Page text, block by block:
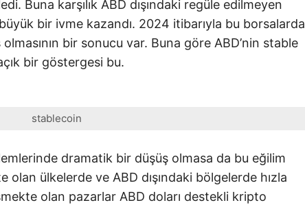
Buna karşılık ABD dışındaki regüle edilmeyen
bir ivme kazandı. 2024 itibarıyla bu borsalarda
olmasının bir sonucu var. Buna göre ABD’nin stable
bir göstergesi bu.
stablecoin
dramatik bir düşüş olmasa da bu eğilim
olan ülkelerde ve ABD dışındaki bölgelerde hızla
olan pazarlar ABD doları destekli kripto